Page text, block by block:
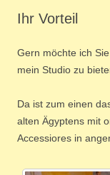
Ihr Vorteil
Gern möchte ich
mein Studio zu
Da ist zum einen
alten Ägyptens mit
Accessiores in